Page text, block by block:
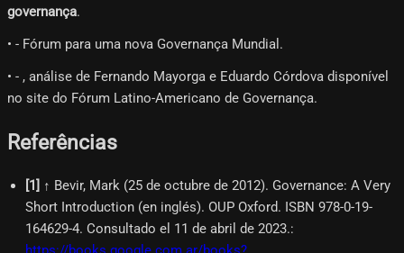
governança.
• - Fórum para uma nova Governança Mundial.
• - , análise de Fernando Mayorga e Eduardo Córdova disponível
no site do Fórum Latino-Americano de Governança.
Referências
1
↑ Bevir, Mark (25 de octubre de 2012). Governance: A Very
Short Introduction (en inglés). OUP Oxford. ISBN 978-0-19-
164629-4. Consultado el 11 de abril de 2023.: